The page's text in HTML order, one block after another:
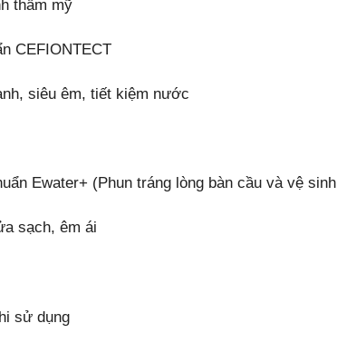
thẩm mỹ
CEFIONTECT
siêu êm, tiết kiệm nước
Ewater+ (Phun tráng lòng bàn cầu và vệ
sạch, êm ái
sử dụng